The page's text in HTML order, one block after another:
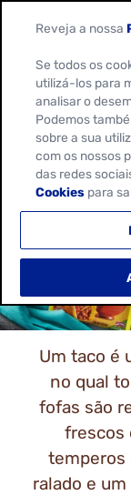
Um taco é
no qual
fofas são
frescos
temperos
ralado e
Reveja a nossa
Se todos os
utilizá-los para
analisar o
Podemos
sobre a sua
com os nossos
das redes
Cookies para